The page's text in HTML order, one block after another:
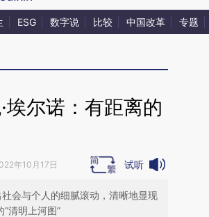
ESG 数字说 比较 中国改革 专题
尔诺：有距离的
年10月17日 试听
会与个人的细腻滚动，清晰地显现
清明上河图”